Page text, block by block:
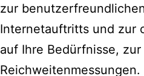
zur
Internetauftritts und zur
auf Ihre Bedürfnisse,